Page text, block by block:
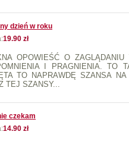
dzień w roku
19.90 zł
OPOWIEŚĆ O
I PRAGNIENIA. TO
TO NAPRAWDĘ SZANSA
TEJ SZANSY...
czekam
14.90 zł